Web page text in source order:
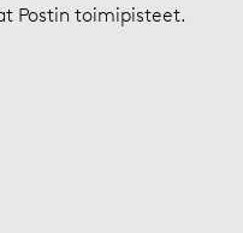
Postin toimipisteet.